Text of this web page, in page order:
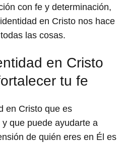
con fe y determinación,
en Cristo nos hace
las cosas.
en Cristo
tu fe
en Cristo que es
que puede ayudarte a
de quién eres en Él es